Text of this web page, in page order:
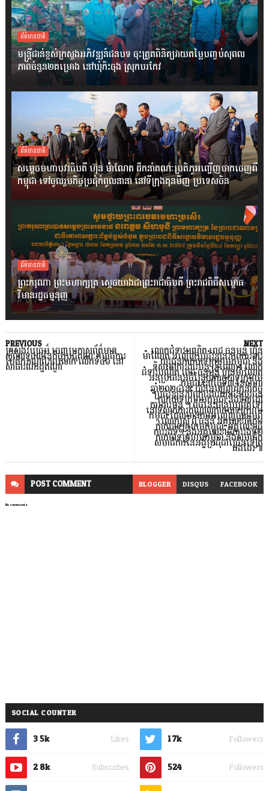
ព័ត៌មានជាតិ
មន្ត្រីជាន់ខ្ពស់ក្រសួងអភិវឌ្ឍន៍ជនបទ ចុះត្រួតពិនិត្យវាយតម្លៃបញ្ចប់សុពល
ភាពចំនួន២គម្រោង នៅឃុំកិះចុង ស្រុកបរកែវ
ព័ត៌មានជាតិ
សម្តេចមហាបវរធិបតី ហ៊ុន ម៉ាណែត ដឹកនាំគណៈប្រតិភូអញ្ជើញចាកចេញពី
កម្ពុជា ទៅចូលរួមកិច្ចប្រជុំកំពូលនានា នៅទីក្រុងគុនមិញ ប្រទេសចិន
ព័ត៌មានជាតិ
ព្រះករុណា ព្រះមហាក្សត្រ ស្តេចយាងជាព្រះរាជាធិបតី ព្រះរាជពិធីសម្ពោធ
វិមានរដ្ឋធម្មនុញ្ញ
NEXT
លោកជំទាវបណ្ឌិត ពេជ ចន្ទមុន្នី ហ៊ុន
ម៉ាណែត អញ្ជើញ​ប្រជុំវឌ្ឍនភាពការងារ
យុវជនកាកបាទក្រហមកម្ពុជា និង
ទិសដៅការងារបន្ដ (ភ្នំពេញ)៖ លោក
ជំទាវបណ្ឌិត ពេជ ចន្ទមុន្នី ហ៊ុនម៉ាណែត
អនុប្រធានអចិន្ដ្រៃយ៍កាកបាទក្រហម
កម្ពុជា នៅថ្ងៃទី៣ ខែសីហា
ឆ្នាំ២០២៤នេះ បានអញ្ជើញដឹកនាំកិច្ច
ប្រជុំវឌ្ឍនភាពការងារយុវជនយុវជន
កាកបាទក្រហមកម្ពុជា និងទិសដៅ
ការងារបន្ដ ។ ពិធីនេះបានប្រព្រឹត្ដទៅ
នៅទីស្នាក់ការកណ្ដាលកាកបាទក្រហម
កម្ពុជា ដែលមានការអញ្ជើញចូលរួមពី
លោកស្រី ពុំ ចន្ទីនី អគ្គលេខាធិការ
កាកបាទក្រហមកម្ពុជា, អគ្គលេខាធិ
ការរងទី១ និងអគ្គលេខាធិការរងទី២
កាកបាទក្រហមកម្ពុជា និងសមាជិក
សមាជិការនៃអង្គប្រជុំជាច្រើនទៀត
ផងដែរ៕
PREVIOUS
ក្រសួងវប្បធម៌ ចេញប្រកាសព័ត៌មាន
ស្តីពីលទ្ធផលនៃកិច្ចប្រជុំគណៈកម្មាធិការ
បេតិកភណ្ឌពិភពលោក លើកទី៤៦ នៅ
សាធារណរដ្ឋឥណ្ឌា
POSTCOMMENT BLOGGER DISQUS FACEBOOK
No comments
SOCIAL COUNTER
3.5k Likes 1.7k Followers
2.8k Subscribes 524 Followers